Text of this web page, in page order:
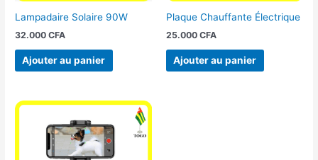
Lampadaire Solaire 90W
32.000CFA
Ajouter au panier
Plaque Chauffante Électrique
25.000 CFA
Ajouter au panier